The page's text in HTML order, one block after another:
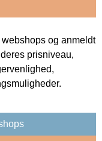
og anmeldt
prisniveau,